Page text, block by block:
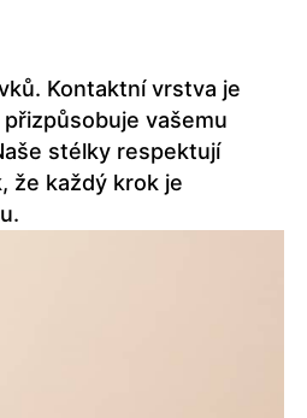
Kontaktní vrstva je
vašemu
stélky respektují
že každý krok je